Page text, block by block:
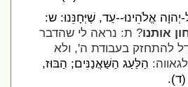
אֱלֹהֵינוּ--עַד, שֶׁיְּחָנֵּנוּ: ש:
אותנו? ת: נראה לי שהדבר
להתחזק בעבודת ה', ולא
הַלַּעַג הַשַּׁאֲנַנִּים; הַבּוּז,